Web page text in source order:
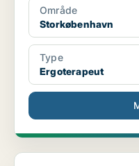
Område
Storkøbenhavn
Type
Ergoterapeut
Overergoterapeut til